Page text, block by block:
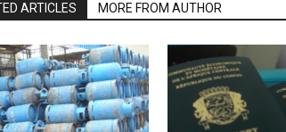
ARTICLES MORE FROM AUTHOR